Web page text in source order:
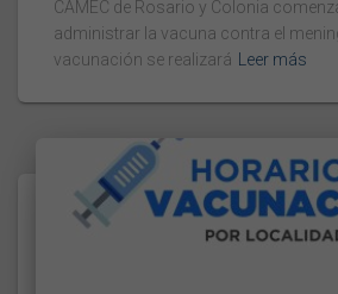
CAMEC de Rosario y Colonia
administrar la vacuna contra el
vacunación se realizará Leer más